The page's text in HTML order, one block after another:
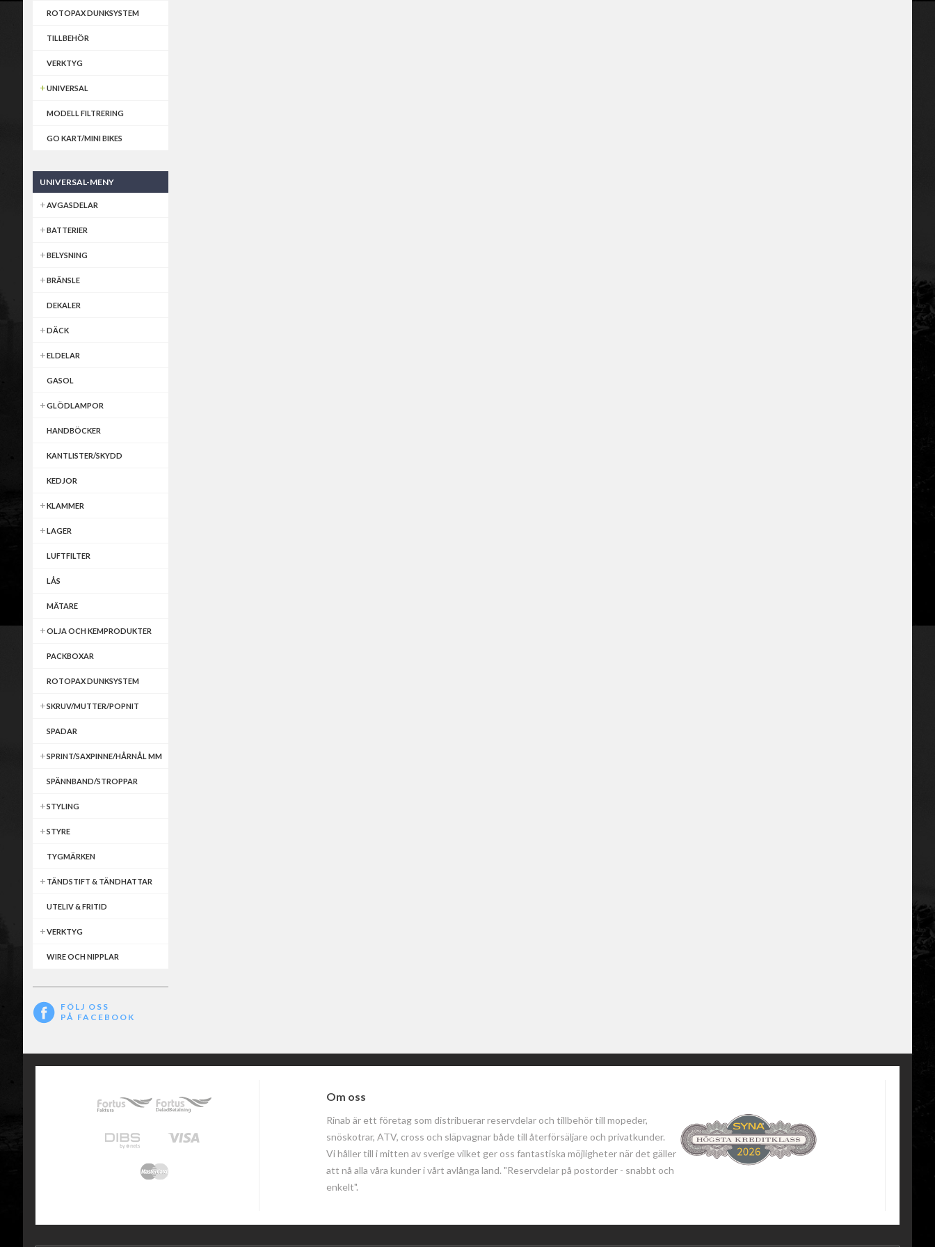
ROTOPAX DUNKSYSTEM
TILLBEHÖR
VERKTYG
UNIVERSAL
MODELL FILTRERING
GO KART/MINI BIKES
UNIVERSAL-MENY
AVGASDELAR
BATTERIER
BELYSNING
BRÄNSLE
DEKALER
DÄCK
ELDELAR
GASOL
GLÖDLAMPOR
HANDBÖCKER
KANTLISTER/SKYDD
KEDJOR
KLAMMER
LAGER
LUFTFILTER
LÅS
MÄTARE
OLJA OCH KEMPRODUKTER
PACKBOXAR
ROTOPAX DUNKSYSTEM
SKRUV/MUTTER/POPNIT
SPADAR
SPRINT/SAXPINNE/HÅRNÅL MM
SPÄNNBAND/STROPPAR
STYLING
STYRE
TYGMÄRKEN
TÄNDSTIFT & TÄNDHATTAR
UTELIV & FRITID
VERKTYG
WIRE OCH NIPPLAR
FÖLJ OSS
PÅ FACEBOOK
Om oss
Rinab är ett företag som distribuerar reservdelar och tillbehör till mopeder,
snöskotrar, ATV, cross och släpvagnar både till återförsäljare och privatkunder.
Vi håller till i mitten av sverige vilket ger oss fantastiska möjligheter när det gäller
att nå alla våra kunder i vårt avlånga land. "Reservdelar på postorder - snabbt och
enkelt".